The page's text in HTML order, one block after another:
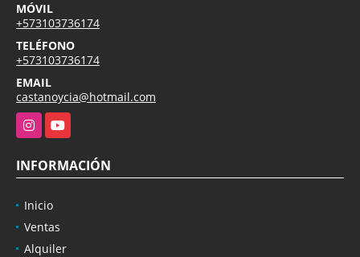
MÓVIL
+573103736174
TELÉFONO
+573103736174
EMAIL
castanoycia@hotmail.com
InstagramYouTube
INFORMACIÓN
Inicio
Ventas
Alquiler